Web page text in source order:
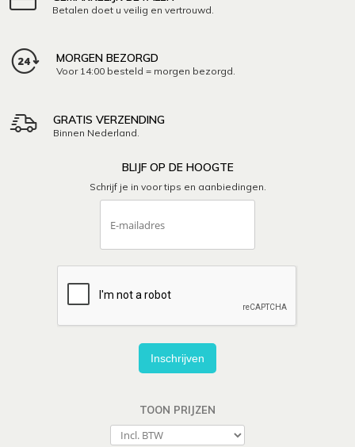
Betalen doet u veilig en vertrouwd.
MORGEN BEZORGD
Voor 14:00 besteld = morgen bezorgd.
GRATIS VERZENDING
Binnen Nederland.
BLIJF OP DE HOOGTE
Schrijf je in voor tips en aanbiedingen.
Inschrijven
TOON PRIJZEN